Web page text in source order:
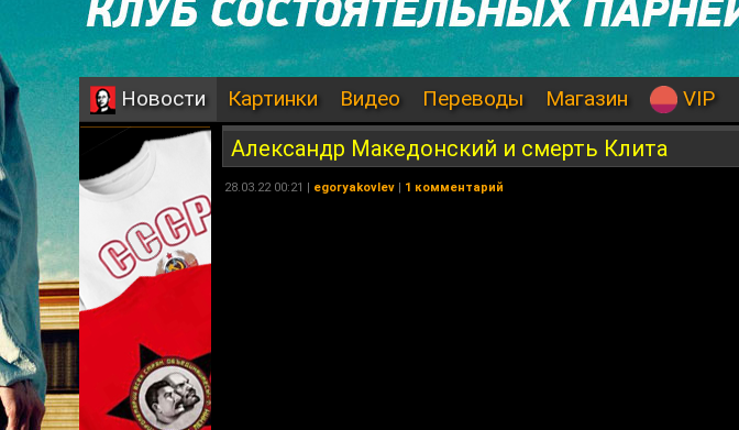
Новости Картинки Видео Переводы Магазин VIP
Александр Македонский и смерть Клита
28.03.22 00:21 | egoryakovlev | 1 комментарий